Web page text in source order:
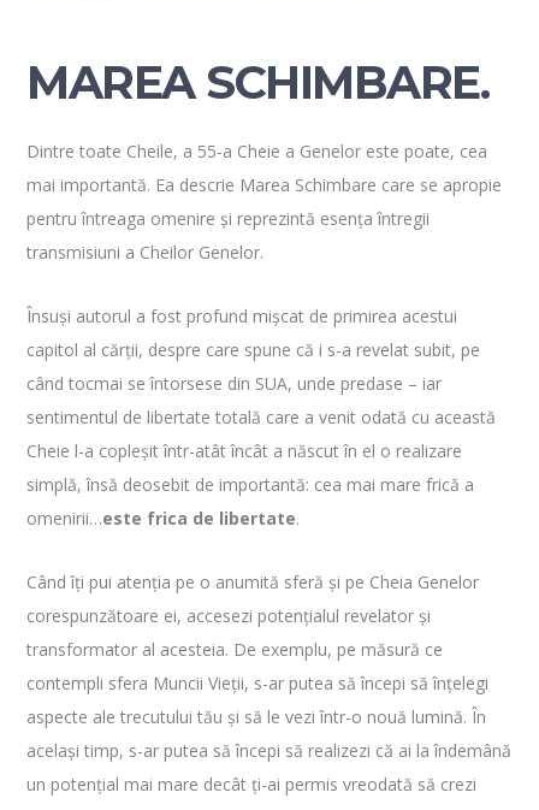
MAREA SCHIMBARE.
Dintre toate Cheile, a 55-a Cheie a Genelor este poate, cea
mai importantă. Ea descrie Marea Schimbare care se apropie
pentru întreaga omenire și reprezintă esența întregii
transmisiuni a Cheilor Genelor.
Însuși autorul a fost profund mișcat de primirea acestui
capitol al cărții, despre care spune că i s-a revelat subit, pe
când tocmai se întorsese din SUA, unde predase – iar
sentimentul de libertate totală care a venit odată cu această
Cheie l-a copleșit într-atât încât a născut în el o realizare
simplă, însă deosebit de importantă: cea mai mare frică a
omenirii…este frica de libertate.
Când îţi pui atenţia pe o anumită sferă și pe Cheia Genelor
corespunzătoare ei, accesezi potenţialul revelator şi
transformator al acesteia. De exemplu, pe măsură ce
contempli sfera Muncii Vieţii, s-ar putea să începi să înţelegi
aspecte ale trecutului tău și să le vezi într-o nouă lumină. În
acelaşi timp, s-ar putea să începi să realizezi că ai la îndemână
un potenţial mai mare decât ţi-ai permis vreodată să crezi